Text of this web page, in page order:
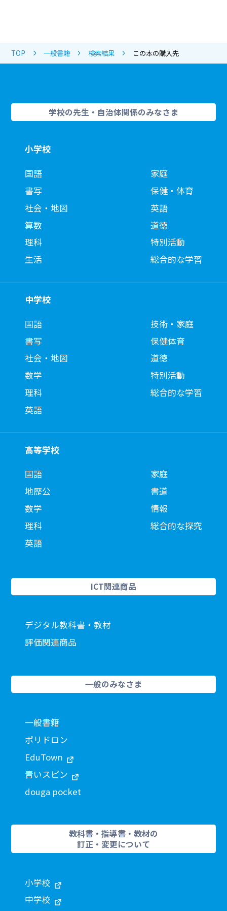
TOP 一般書籍 検索結果 この本の購入先
学校の先生・自治体関係のみなさま
小学校
国語
書写
社会・地図
算数
理科
生活
家庭
保健・体育
英語
道徳
特別活動
総合的な学習
中学校
国語
書写
社会・地図
数学
理科
英語
技術・家庭
保健体育
道徳
特別活動
総合的な学習
高等学校
国語
地歴公
数学
理科
英語
家庭
書道
情報
総合的な探究
ICT関連商品
デジタル教科書・教材
評価関連商品
一般のみなさま
一般書籍
ポリドロン
EduTown
青いスピン
douga pocket
教科書・指導書・教材の
訂正・変更について
小学校
中学校